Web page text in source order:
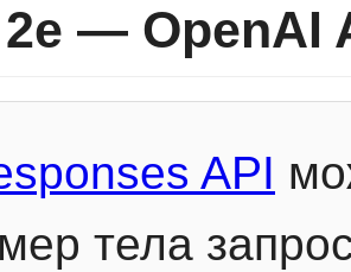
— OpenAI
API
тела